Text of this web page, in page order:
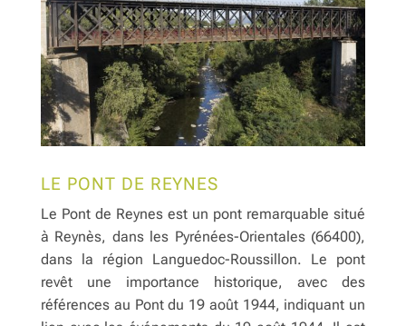
LE PONT DE REYNES
Le Pont de Reynes est un pont remarquable situé
à Reynès, dans les Pyrénées-Orientales (66400),
dans la région Languedoc-Roussillon.
Le pont
revêt une importance historique, avec des
références au Pont du 19 août 1944, indiquant un